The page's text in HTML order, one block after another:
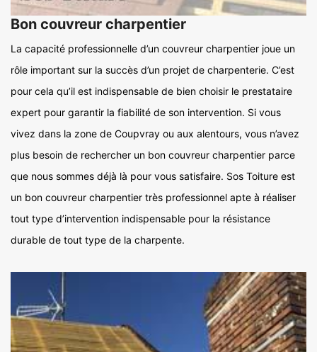
Bon couvreur charpentier
La capacité professionnelle d’un couvreur charpentier joue un
rôle important sur la succès d’un projet de charpenterie. C’est
pour cela qu’il est indispensable de bien choisir le prestataire
expert pour garantir la fiabilité de son intervention. Si vous
vivez dans la zone de Coupvray ou aux alentours, vous n’avez
plus besoin de rechercher un bon couvreur charpentier parce
que nous sommes déjà là pour vous satisfaire. Sos Toiture est
un bon couvreur charpentier très professionnel apte à réaliser
tout type d’intervention indispensable pour la résistance
durable de tout type de la charpente.